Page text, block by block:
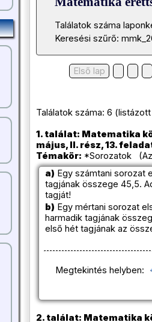
Találatok száma
Keresési szűrő:
Első lap
Találatok száma: 6
1. találat: Matematika
május, II. rész, 13.
Témakör: *Sorozatok
a) Egy számtani sorozat
tagjának összege 45,5.
tagját!
b) Egy mértani sorozat
harmadik tagjának
első hét tagjának az
Megtekintés helyben:
2. találat: Matematika